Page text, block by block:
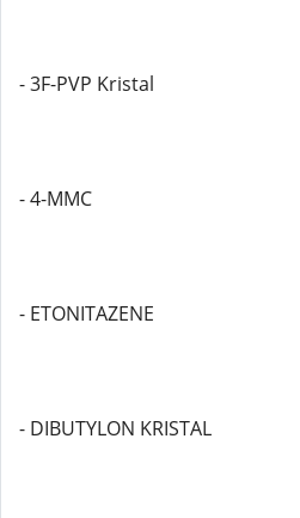
- 3F-PVP Kristal
- 4-MMC
- ETONITAZENE
- DIBUTYLON KRISTAL